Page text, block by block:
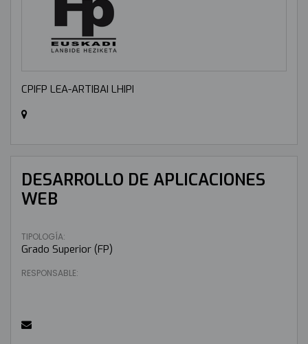
CPIFP LEA-ARTIBAI LHIPI
DESARROLLO DE APLICACIONES
WEB
TIPOLOGÍA:
Grado Superior (FP)
RESPONSABLE: